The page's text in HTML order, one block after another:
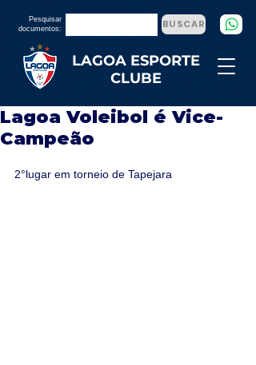
LAGOA ESPORTE
CLUBE
Pesquisar
documentos:
BUSCAR
Lagoa Voleibol é Vice-
Campeão
2°lugar em torneio de Tapejara